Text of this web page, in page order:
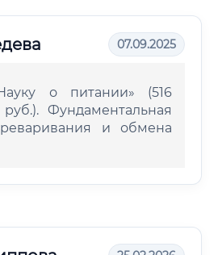
07.09.2025
о питании» (516
Фундаментальная
и обмена